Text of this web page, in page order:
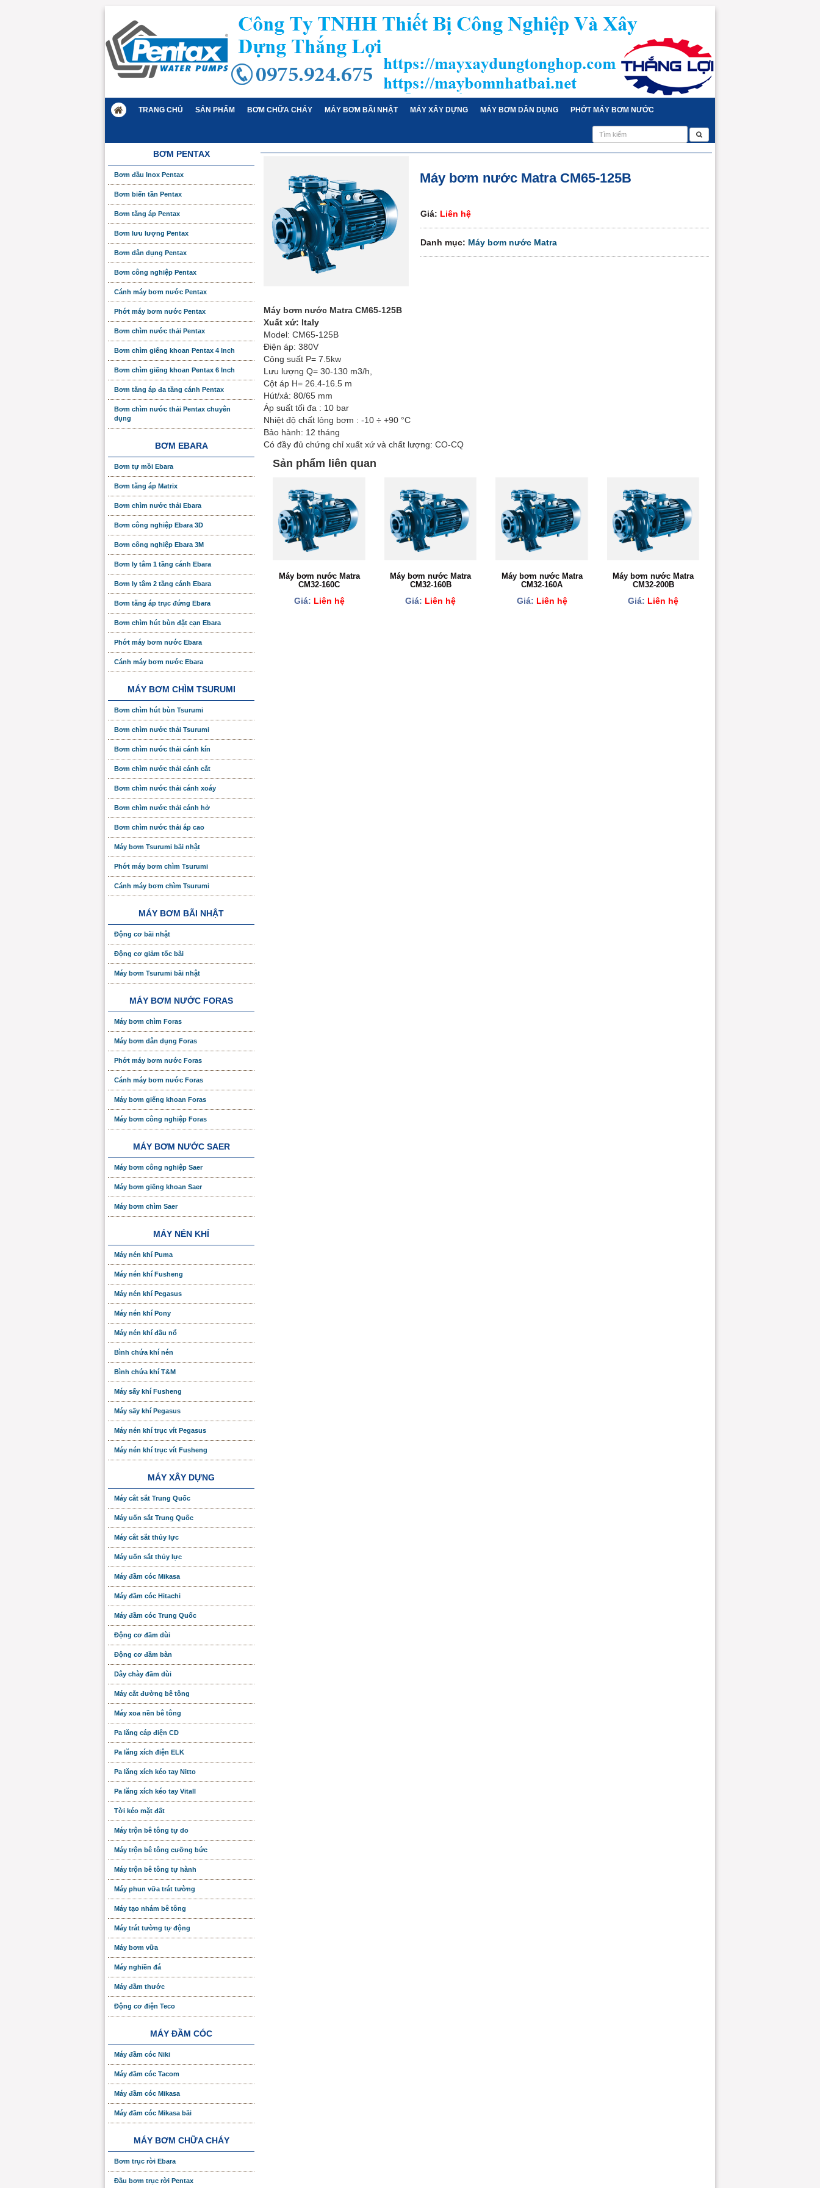
TRANG CHỦ SẢN PHẨM BƠM CHỮA CHÁY MÁY BƠM BÃI NHẬT MÁY XÂY DỰNG MÁY BƠM DÂN DỤNG PHỚT MÁY BƠM NƯỚC
Máy bơm nước Matra CM65-125B
Giá: Liên hệ
Danh mục: Máy bơm nước Matra
Máy bơm nước Matra CM65-125B
Xuất xứ: Italy
Model: CM65-125B
Điện áp: 380V
Công suất P= 7.5kw
Lưu lượng Q= 30-130 m3/h,
Cột áp H= 26.4-16.5 m
Hút/xả: 80/65 mm
Áp suất tối đa : 10 bar
Nhiệt độ chất lỏng bơm : -10 ÷ +90 °C
Bảo hành: 12 tháng
Có đầy đủ chứng chỉ xuất xứ và chất lượng: CO-CQ
Sản phẩm liên quan
Máy bơm nước Matra
CM32-160C
Giá: Liên hệ
Máy bơm nước Matra
CM32-160B
Giá: Liên hệ
Máy bơm nước Matra
CM32-160A
Giá: Liên hệ
Máy bơm nước Matra
CM32-200B
Giá: Liên hệ
BƠM PENTAX
Bơm đầu Inox Pentax
Bơm biến tần Pentax
Bơm tăng áp Pentax
Bơm lưu lượng Pentax
Bơm dân dụng Pentax
Bơm công nghiệp Pentax
Cánh máy bơm nước Pentax
Phớt máy bơm nước Pentax
Bơm chìm nước thải Pentax
Bơm chìm giếng khoan Pentax 4 Inch
Bơm chìm giếng khoan Pentax 6 Inch
Bơm tăng áp đa tầng cánh Pentax
Bơm chìm nước thải Pentax chuyên
dụng
BƠM EBARA
Bơm tự mồi Ebara
Bơm tăng áp Matrix
Bơm chìm nước thải Ebara
Bơm công nghiệp Ebara 3D
Bơm công nghiệp Ebara 3M
Bơm ly tâm 1 tầng cánh Ebara
Bơm ly tâm 2 tầng cánh Ebara
Bơm tăng áp trục đứng Ebara
Bơm chìm hút bùn đặt cạn Ebara
Phớt máy bơm nước Ebara
Cánh máy bơm nước Ebara
MÁY BƠM CHÌM TSURUMI
Bơm chìm hút bùn Tsurumi
Bơm chìm nước thải Tsurumi
Bơm chìm nước thải cánh kín
Bơm chìm nước thải cánh cắt
Bơm chìm nước thải cánh xoáy
Bơm chìm nước thải cánh hở
Bơm chìm nước thải áp cao
Máy bơm Tsurumi bãi nhật
Phớt máy bơm chìm Tsurumi
Cánh máy bơm chìm Tsurumi
MÁY BƠM BÃI NHẬT
Động cơ bãi nhật
Động cơ giảm tốc bãi
Máy bơm Tsurumi bãi nhật
MÁY BƠM NƯỚC FORAS
Máy bơm chìm Foras
Máy bơm dân dụng Foras
Phớt máy bơm nước Foras
Cánh máy bơm nước Foras
Máy bơm giếng khoan Foras
Máy bơm công nghiệp Foras
MÁY BƠM NƯỚC SAER
Máy bơm công nghiệp Saer
Máy bơm giếng khoan Saer
Máy bơm chìm Saer
MÁY NÉN KHÍ
Máy nén khí Puma
Máy nén khí Fusheng
Máy nén khí Pegasus
Máy nén khí Pony
Máy nén khí đầu nổ
Bình chứa khí nén
Bình chứa khí T&M
Máy sấy khí Fusheng
Máy sấy khí Pegasus
Máy nén khí trục vít Pegasus
Máy nén khí trục vít Fusheng
MÁY XÂY DỰNG
Máy cắt sắt Trung Quốc
Máy uốn sắt Trung Quốc
Máy cắt sắt thủy lực
Máy uốn sắt thủy lực
Máy đầm cóc Mikasa
Máy đầm cóc Hitachi
Máy đầm cóc Trung Quốc
Động cơ đầm dùi
Động cơ đầm bàn
Dây chày đầm dùi
Máy cắt đường bê tông
Máy xoa nền bê tông
Pa lăng cáp điện CD
Pa lăng xích điện ELK
Pa lăng xích kéo tay Nitto
Pa lăng xích kéo tay Vitall
Tời kéo mặt đất
Máy trộn bê tông tự do
Máy trộn bê tông cưỡng bức
Máy trộn bê tông tự hành
Máy phun vữa trát tường
Máy tạo nhám bê tông
Máy trát tường tự động
Máy bơm vữa
Máy nghiền đá
Máy đầm thước
Động cơ điện Teco
MÁY ĐẦM CÓC
Máy đầm cóc Niki
Máy đầm cóc Tacom
Máy đầm cóc Mikasa
Máy đầm cóc Mikasa bãi
MÁY BƠM CHỮA CHÁY
Bơm trục rời Ebara
Đầu bơm trục rời Pentax